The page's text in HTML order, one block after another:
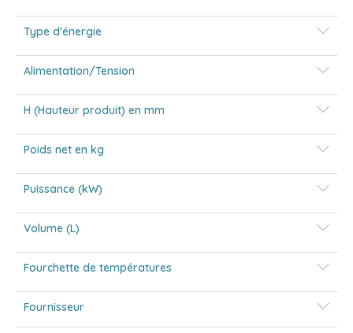
Type d'énergie
Alimentation/Tension
H (Hauteur produit) en mm
Poids net en kg
Puissance (kW)
Volume (L)
Fourchette de températures
Fournisseur